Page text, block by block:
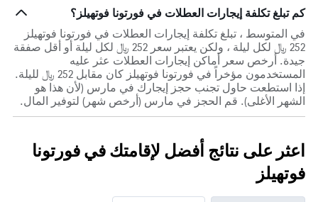
كم تبلغ تكلفة إيجارات العطلات في فورتونا فوتهيلز؟
في المتوسط ، تبلغ تكلفة إيجارات العطلات في فورتونا فوتهيلز
252 ﷼ لكل ليلة ، ولكن يعتبر سعر 252 ﷼ لكل ليلة أو أقل صفقة
جيدة. أرخص سعر أماكن إيجارات العطلات عثر عليه
المستخدمون مؤخراً في فورتونا فوتهيلز كان مقابل 252 ﷼ لليلة.
إذا استطعت حاول تجنب حجز إيجارك في مارس (لأن هذا هو
الشهر الأغلى). قم الحجز في مارس (أرخص شهر) لتوفير المال.
اعثر على نتائج أفضل لإقامتك في فورتونا
فوتهيلز